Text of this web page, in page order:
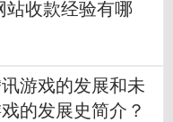
站收款经验有哪
游戏的发展和未
的发展史简介？